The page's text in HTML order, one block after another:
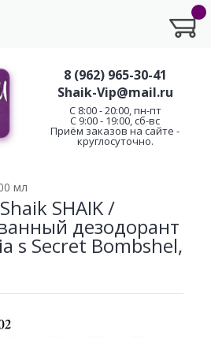
8 (962) 965-30-41
Shaik-Vip@mail.ru
C 8:00 - 20:00, пн-пт
С 9:00 - 19:00, сб-вс
Приём заказов на сайте -
круглосуточно.
мл
SHAIK /
дезодорант
s Secret Bombshel,